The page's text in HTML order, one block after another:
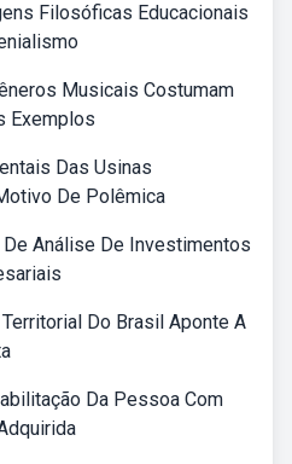
Filosóficas Educacionais
Musicais Costumam
Exemplos
Das Usinas
De Polêmica
Análise De Investimentos
Do Brasil Aponte A
Da Pessoa Com